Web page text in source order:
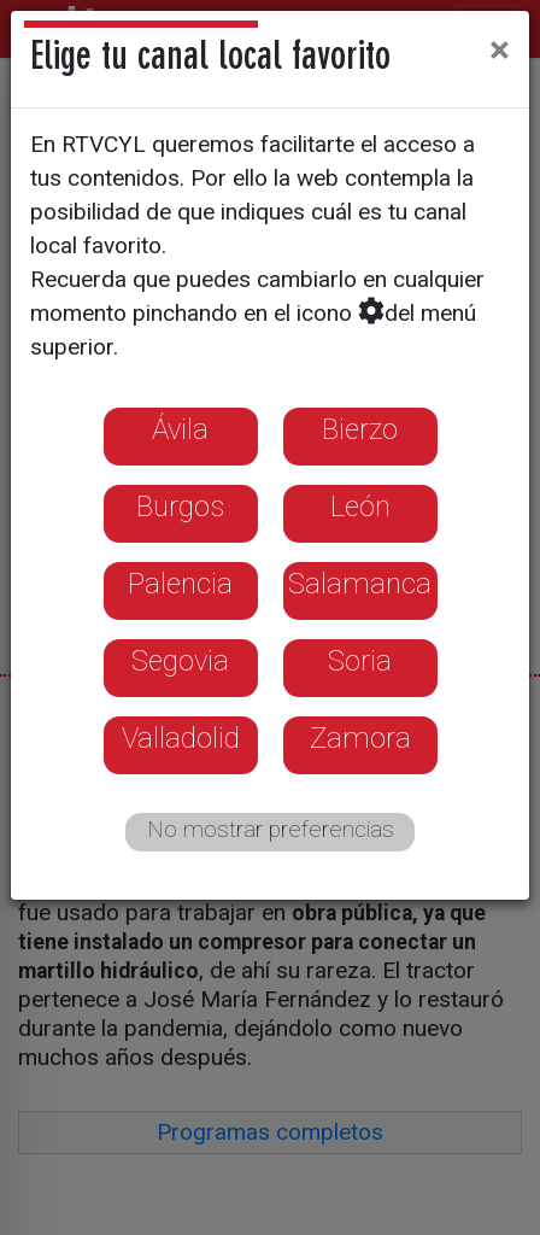
El tractor de José María
Fernández, un Steyr que no
se usó en la agricultura
27/10/2023
Conrado Escudero
José María Fernández no utilizó su tractor para la
fue usado para trabajar enobra pública, ya que
tiene instalado un compresor para conectar un
martillo hidráulico, de ahí su rareza. El tractor
pertenece a José María Fernández y lo restauró
durante la pandemia, dejándolo como nuevo
muchos años después.
Programas completos
Elige tu canal local favorito ×
En RTVCYL queremos facilitarte el acceso a
tus contenidos. Por ello la web contempla la
posibilidad de que indiques cuál es tu canal
local favorito.
Recuerda que puedes cambiarlo en cualquier
momento pinchando en el icono
del menú
superior.
Ávila Bierzo
Burgos León
Palencia Salamanca
Segovia Soria
Valladolid Zamora
No mostrar preferencias